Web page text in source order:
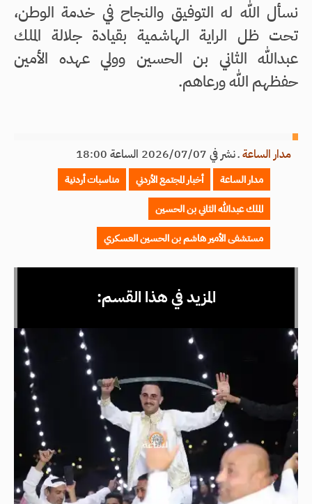
نسأل الله له التوفيق والنجاح في خدمة الوطن،
تحت ظل الراية الهاشمية بقيادة جلالة الملك
عبدالله الثاني بن الحسين وولي عهده الأمين
حفظهم الله ورعاهم.
مدار الساعةـنشر في 2026/07/07 الساعة 18:00
مدار الساعة أخبار المجتمع الأردني
مناسبات أردنية
الملك عبدالله الثاني بن الحسين
مستشفى الأمير هاشم بن الحسين العسكري
المزيد في هذا القسم: